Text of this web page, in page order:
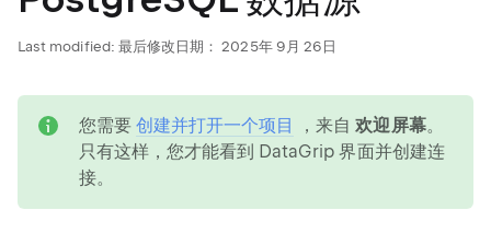
Last modified: 最后修改日期： 2025年 9月 26日
您需要创建并打开一个项目 ，来自欢迎屏幕。
只有这样，您才能看到 DataGrip 界面并创建连
接。